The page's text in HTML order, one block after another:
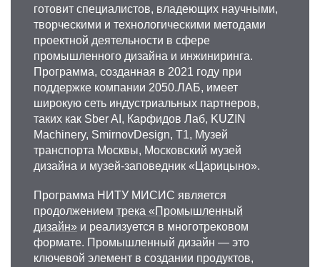
готовит специалистов, владеющих научными,
творческими и технологическими методами
проектной деятельности в сфере
промышленного дизайна и инжиниринга.
Программа, созданная в 2021 году при
поддержке компании 2050.ЛАБ, имеет
широкую сеть индустриальных партнеров,
таких как Sber AI, Карфидов Лаб, KUZIN
Machinery, SmirnovDesign, Т1, Музей
транспорта Москвы, Московский музей
дизайна и музей-заповедник «Царицыно».
Программа НИТУ МИСИС является
продолжением трека «Промышленный
дизайн» и реализуется в многотрековом
формате. Промышленный дизайн — это
ключевой элемент в создании продуктов,